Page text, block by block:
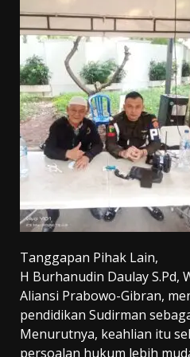
Tanggapan Pihak Lain,
H Burhanudin Daulay S.Pd,
Aliansi Prabowo-Gibran,
pendidikan Sudirman
Menurutnya, keahlian itu
persoalan hukum lebih